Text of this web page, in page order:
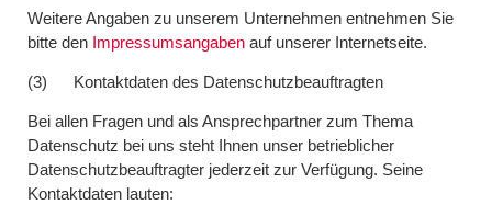
Weitere Angaben zu unserem Unternehmen entnehmen Sie
bitte den Impressumsangaben auf unserer Internetseite.
(3) Kontaktdaten des Datenschutzbeauftragten
Bei allen Fragen und als Ansprechpartner zum Thema
Datenschutz bei uns steht Ihnen unser betrieblicher
Datenschutzbeauftragter jederzeit zur Verfügung. Seine
Kontaktdaten lauten: